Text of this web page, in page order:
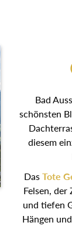
Bad
schönsten
diesem
Das Tote
Felsen, der
und tiefen
Hängen